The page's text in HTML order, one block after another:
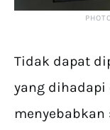
Tidak dapat
yang dihadapi
menyebabkan